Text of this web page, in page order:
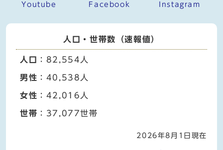
Youtube Facebook Instagram
人口・世帯数（速報値）
人口 ：82,554人
男性 ：40,538人
女性 ：42,016人
世帯 ：37,077世帯
2026年8月1日現在